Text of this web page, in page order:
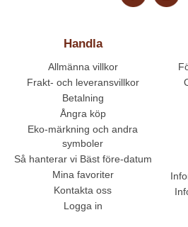
Handla
Allmänna villkor
Frakt- och leveransvillkor
Betalning
Ångra köp
Eko-märkning och andra
symboler
Så hanterar vi Bäst före-datum
Mina favoriter
Kontakta oss
Logga in